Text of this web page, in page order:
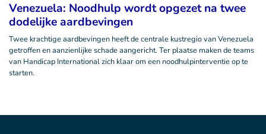
Venezuela: Noodhulp wordt opgezet na twee
dodelijke aardbevingen
Twee krachtige aardbevingen heeft de centrale kustregio van Venezuela
getroffen en aanzienlijke schade aangericht. Ter plaatse maken de teams
van Handicap International zich klaar om een noodhulpinterventie op te
starten.